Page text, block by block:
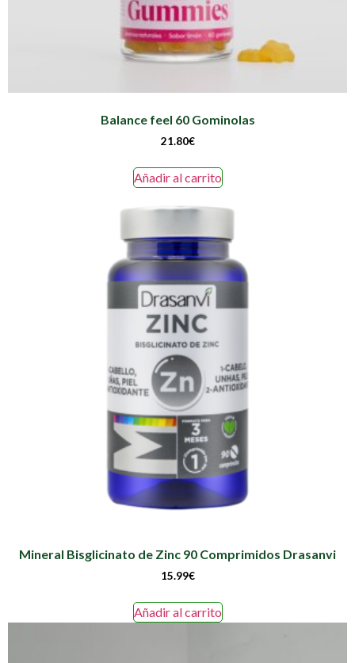
Balance feel 60 Gominolas
21.80€
Añadir al carrito
Mineral Bisglicinato de Zinc 90 Comprimidos Drasanvi
15.99€
Añadir al carrito